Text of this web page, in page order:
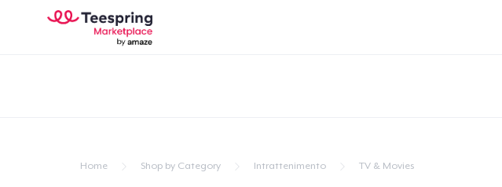
Home Shop by Category Intrattenimento TV & Movies